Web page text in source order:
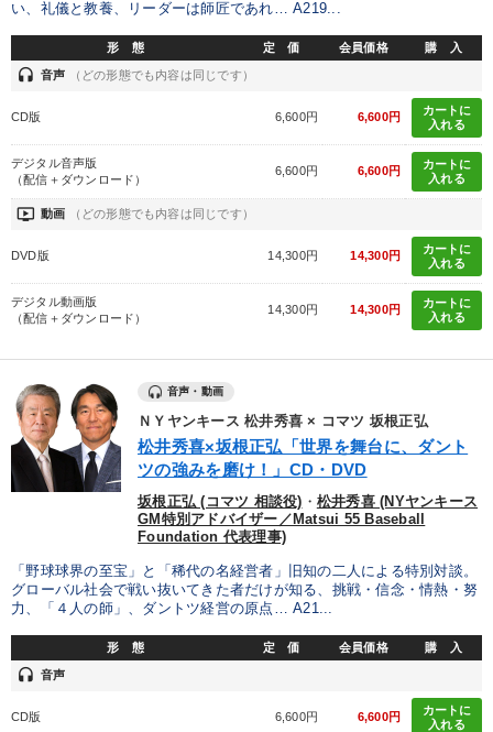
い、礼儀と教養、リーダーは師匠であれ… A219...
形 態 定 価 会員価格 購 入
headset 音声 （どの形態でも内容は同じです）
CD版 6,600円 6,600円
カートに
入れる
デジタル音声版
（配信＋ダウンロード）
6,600円 6,600円
カートに
入れる
ondemand_video 動画 （どの形態でも内容は同じです）
DVD版 14,300円 14,300円
カートに
入れる
デジタル動画版
（配信＋ダウンロード）
14,300円 14,300円
カートに
入れる
音声・動画
ＮＹヤンキース 松井秀喜 × コマツ 坂根正弘
松井秀喜×坂根正弘「世界を舞台に、ダント
ツの強みを磨け！」CD・DVD
坂根正弘 (コマツ 相談役) ・ 松井秀喜 (NYヤンキース
GM特別アドバイザー／Matsui 55 Baseball
Foundation 代表理事)
「野球球界の至宝」と「稀代の名経営者」旧知の二人による特別対談。
グローバル社会で戦い抜いてきた者だけが知る、挑戦・信念・情熱・努
力、「４人の師」、ダントツ経営の原点… A21...
形 態 定 価 会員価格 購 入
headset 音声
CD版 6,600円 6,600円
カートに
入れる